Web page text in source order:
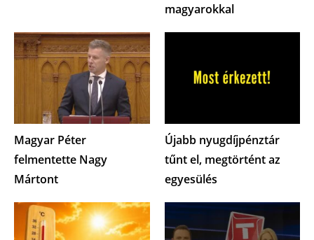
magyarokkal
Magyar Péter
felmentette Nagy
Mártont
Újabb nyugdíjpénztár
tűnt el, megtörtént az
egyesülés